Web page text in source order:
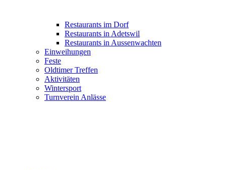
Restaurants im Dorf
Restaurants in Adetswil
Restaurants in Aussenwachten
Einweihungen
Feste
Oldtimer Treffen
Aktivitäten
Wintersport
Turnverein Anlässe